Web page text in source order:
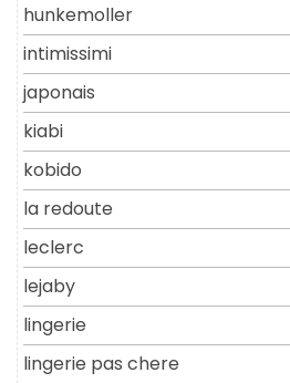
hunkemoller
intimissimi
japonais
kiabi
kobido
la redoute
leclerc
lejaby
lingerie
lingerie pas chere